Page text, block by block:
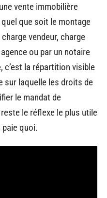
vente immobilière
que soit le montage
vendeur, charge
ou par un notaire
c’est la répartition visible
sur laquelle les droits de
le mandat de
le réflexe le plus utile
quoi.